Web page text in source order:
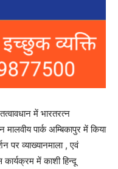
में भारतरत्न
पार्क अम्बिकापुर में किया
पर व्याख्यानमाला , एवं
में काशी हिन्दू